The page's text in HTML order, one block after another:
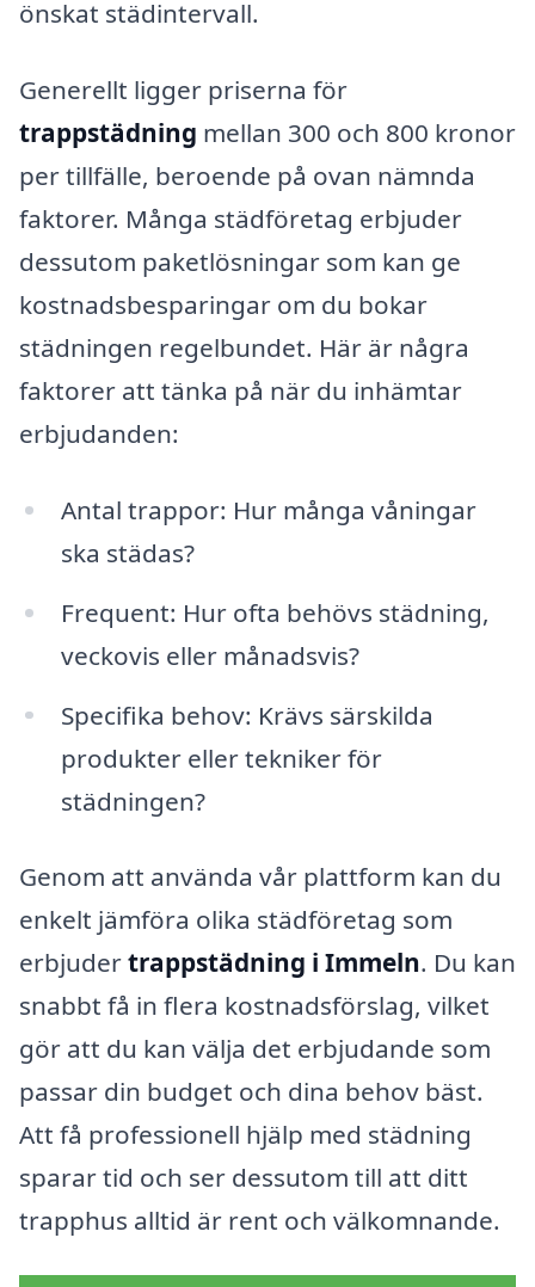
önskat städintervall.
Generellt ligger priserna för
trappstädning mellan 300 och 800 kronor
per tillfälle, beroende på ovan nämnda
faktorer. Många städföretag erbjuder
dessutom paketlösningar som kan ge
kostnadsbesparingar om du bokar
städningen regelbundet. Här är några
faktorer att tänka på när du inhämtar
erbjudanden:
Antal trappor: Hur många våningar
ska städas?
Frequent: Hur ofta behövs städning,
veckovis eller månadsvis?
Specifika behov: Krävs särskilda
produkter eller tekniker för
städningen?
Genom att använda vår plattform kan du
enkelt jämföra olika städföretag som
erbjudertrappstädning i Immeln. Du kan
snabbt få in flera kostnadsförslag, vilket
gör att du kan välja det erbjudande som
passar din budget och dina behov bäst.
Att få professionell hjälp med städning
sparar tid och ser dessutom till att ditt
trapphus alltid är rent och välkomnande.